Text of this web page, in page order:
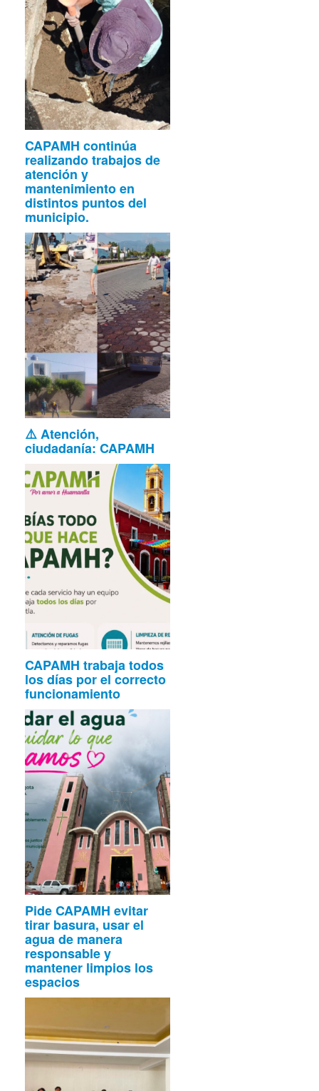
CAPAMH continúa
realizando trabajos de
atención y
mantenimiento en
distintos puntos del
municipio.
⚠️ Atención,
ciudadanía: CAPAMH
CAPAMH trabaja todos
los días por el correcto
funcionamiento
Pide CAPAMH evitar
tirar basura, usar el
agua de manera
responsable y
mantener limpios los
espacios